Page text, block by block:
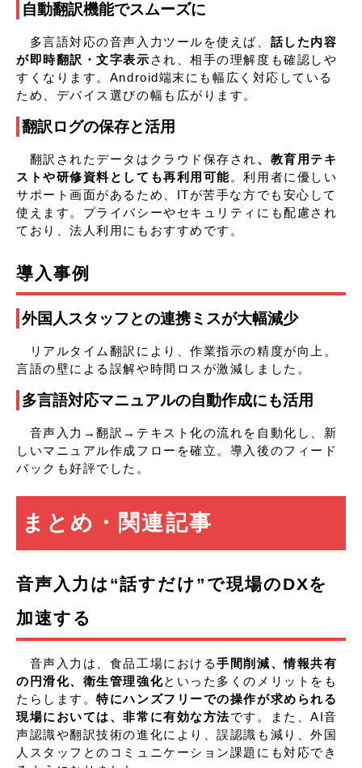
自動翻訳機能でスムーズに
多言語対応の音声入力ツールを使えば、 話した内容
が即時翻訳・文字表示 され、相手の理解度も確認しや
すくなります。Android端末にも幅広く対応している
ため、デバイス選びの幅も広がります。
翻訳ログの保存と活用
翻訳されたデータはクラウド保存され、教育用テキ
ストや研修資料としても再利用可能。利用者に優しい
サポート画面があるため、ITが苦手な方でも安心して
使えます。プライバシーやセキュリティにも配慮され
ており、法人利用にもおすすめです。
導入事例
外国人スタッフとの連携ミスが大幅減少
リアルタイム翻訳により、作業指示の精度が向上。
言語の壁による誤解や時間ロスが激減しました。
多言語対応マニュアルの自動作成にも活用
音声入力→翻訳→テキスト化の流れを自動化し、新
しいマニュアル作成フローを確立。導入後のフィード
バックも好評でした。
まとめ・関連記事
音声入力は“話すだけ”で現場のDXを
加速する
音声入力は、食品工場における手間削減、情報共有
の円滑化、衛生管理強化といった多くのメリットをも
たらします。特にハンズフリーでの操作が求められる
現場においては、非常に有効な方法です。また、AI音
声認識や翻訳技術の進化により、誤認識も減り、外国
人スタッフとのコミュニケーション課題にも対応でき